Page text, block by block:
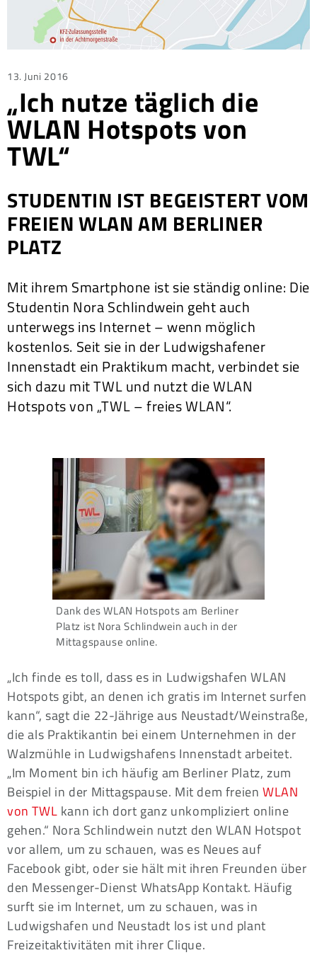
Posted
13. Juni 2016
„Ich nutze täglich die
WLAN Hotspots von
TWL“
STUDENTIN IST BEGEISTERT VOM
FREIEN WLAN AM BERLINER
PLATZ
Mit ihrem Smartphone ist sie ständig online: Die
Studentin Nora Schlindwein geht auch
unterwegs ins Internet – wenn möglich
kostenlos. Seit sie in der Ludwigshafener
Innenstadt ein Praktikum macht, verbindet sie
sich dazu mit TWL und nutzt die WLAN
Hotspots von „TWL – freies WLAN“.
Dank des WLAN Hotspots am Berliner
Platz ist Nora Schlindwein auch in der
Mittagspause online.
„Ich finde es toll, dass es in Ludwigshafen WLAN
Hotspots gibt, an denen ich gratis im Internet surfen
kann“, sagt die 22-Jährige aus Neustadt/Weinstraße,
die als Praktikantin bei einem Unternehmen in der
Walzmühle in Ludwigshafens Innenstadt arbeitet.
„Im Moment bin ich häufig am Berliner Platz, zum
Beispiel in der Mittagspause. Mit dem freienWLAN
von TWL kann ich dort ganz unkompliziert online
gehen.“ Nora Schlindwein nutzt den WLAN Hotspot
vor allem, um zu schauen, was es Neues auf
Facebook gibt, oder sie hält mit ihren Freunden über
den Messenger-Dienst WhatsApp Kontakt. Häufig
surft sie im Internet, um zu schauen, was in
Ludwigshafen und Neustadt los ist und plant
Freizeitaktivitäten mit ihrer Clique.